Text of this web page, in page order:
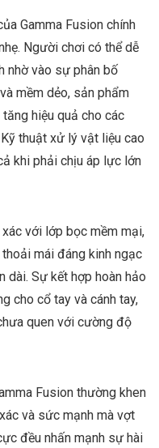
Gamma Fusion chính
Người chơi có thể dễ
nhờ vào sự phân bố
mềm dẻo, sản phẩm
hiệu quả cho các
thuật xử lý vật liệu cao
khi phải chịu áp lực lớn
với lớp bọc mềm mại,
mái đáng kinh ngạc
dài. Sự kết hợp hoàn hảo
cho cổ tay và cánh tay,
quen với cường độ
Fusion thường khen
và sức mạnh mà vợt
đều nhấn mạnh sự hài